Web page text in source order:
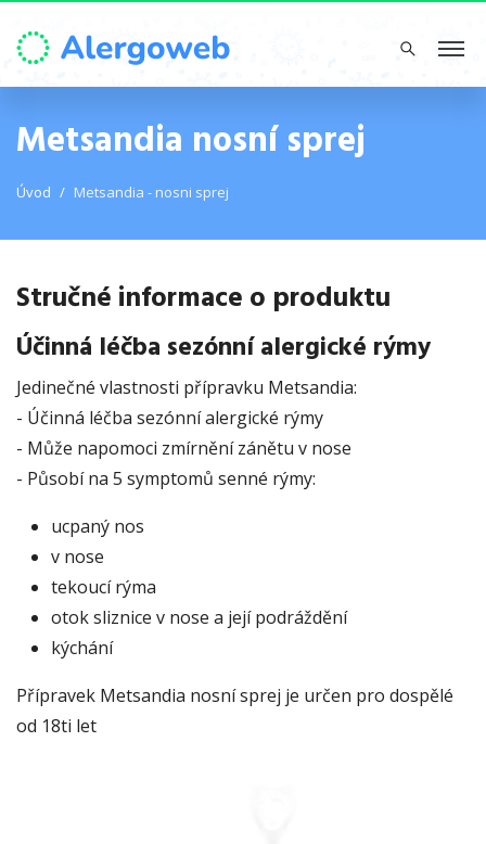
Metsandia nosní sprej
Úvod Metsandia - nosni sprej
Stručné informace o produktu
Účinná léčba sezónní alergické rýmy
Jedinečné vlastnosti přípravku Metsandia:
- Účinná léčba sezónní alergické rýmy
- Může napomoci zmírnění zánětu v nose
- Působí na 5 symptomů senné rýmy:
ucpaný nos
v nose
tekoucí rýma
otok sliznice v nose a její podráždění
kýchání
Přípravek Metsandia nosní sprej je určen pro dospělé
od 18ti let